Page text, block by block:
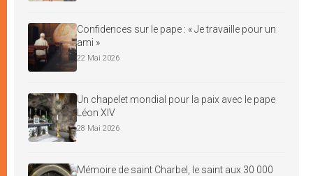
Confidences sur le pape : « Je travaille pour un
ami »
22 Mai 2026
Un chapelet mondial pour la paix avec le pape
Léon XIV
28 Mai 2026
Mémoire de saint Charbel, le saint aux 30 000